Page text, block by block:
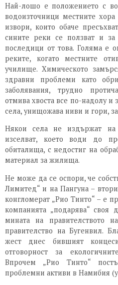
Най-лошо е положението с
водоизточници местните
извори, които обаче
сините реки се ползват и
последици от това. Голяма е
реките, когато местните
училище. Химическото
здравни проблеми като
заболявания, трудно
отмива хвоста все по-надолу и
села, унищожава ниви и гори,
Някои села не издържат на
изселват, което води до
обиталища, с недостиг на
материал за жилища.
Не може да се оспори, че
Лимитед“ и на Пангуна –
конгломерат „Рио Тинто“ – е
компанията „подарява“ своя
мината на правителството
правителство на Бугенвил.
жест днес бившият
отговорност за
Впрочем „Рио Тинто“
проблемни активи в Намибия